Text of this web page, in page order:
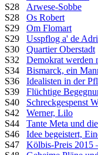
S28 Arwese-Sobbe
S28 Os Robert
S29 Om Flomart
S29 Usspflog a' de
S30 Quartier Oberstadt
S32 Demokrat werden
S34 Bismarck, ein
S36 Idealisten in der
S39 Flüchtige
S40 Schreckgespenst
S42 Werner, Lilo
S44 Tante Meta und
S46 Idee begeistert,
S47 Kölbis-Preis 2015